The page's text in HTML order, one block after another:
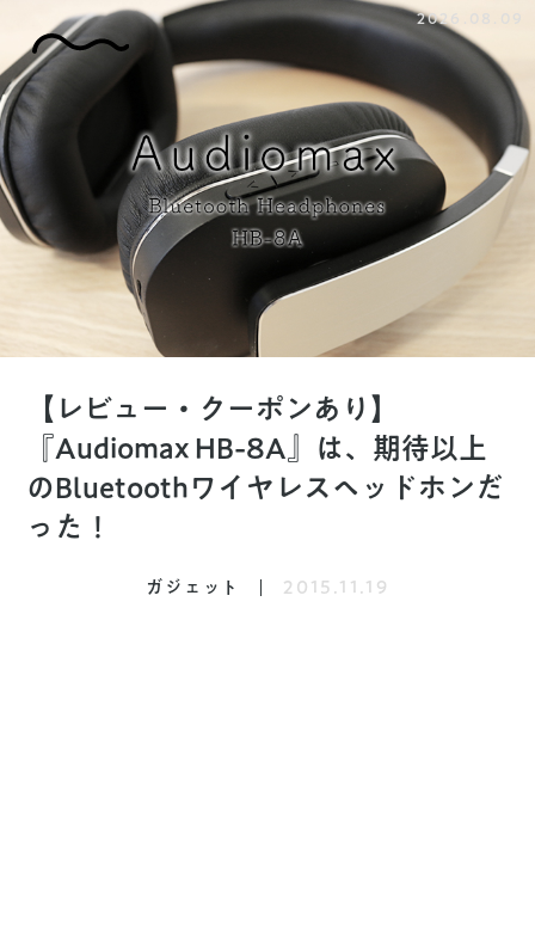
2026.08.09
【レビュー・クーポンあり】
『Audiomax HB-8A』は、期待以上
のBluetoothワイヤレスヘッドホンだ
った！
ガジェット 2015.11.19